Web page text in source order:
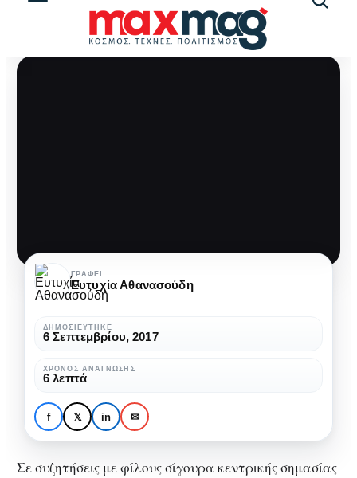
ΕΛΛΆΔΑ ΝΗΣΙΩΤΙΚΗ ΕΛΛΑΔΑ
Καλοκαίρι: τα νησιά του
Αργοσαρωνικού σας
περιμένουν
Καλοκαίρι:
τα
νησιά
του
Αργοσαρωνικού
σας
περιμένουν
ΓΡΆΦΕΙ
Ευτυχία Αθανασούδη
ΔΗΜΟΣΙΕΎΤΗΚΕ
6 Σεπτεμβρίου, 2017
ΧΡΌΝΟΣ ΑΝΆΓΝΩΣΗΣ
6 λεπτά
f 𝕏 in ✉
Σε συζητήσεις με φίλους σίγουρα κεντρικής σημασίας